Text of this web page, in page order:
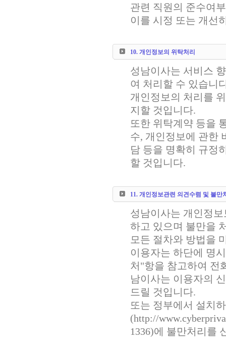
관련 직원의 준수여
이를 시정 또는 개선
10. 개인정보의 위탁처리
성남이사는 서비스
여 처리할 수 있습니
개인정보의 처리를
지할 것입니다.
또한 위탁계약 등을
수, 개인정보에 관한
담 등을 명확히 규정
할 것입니다.
11. 개인정보관련 의견수렴 및 불만
성남이사는 개인정
하고 있으며 불만을
모든 절차와 방법을
이용자는 하단에 명
처"항을 참고하여 전
남이사는 이용자의
드릴 것입니다.
또는 정부에서 설치
(http://
1336)에 불만처리를